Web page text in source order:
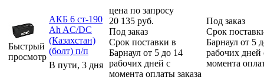
Быстрый
просмотр
АКБ 6 ст-190
Ah AC/DC
(Казахстан)
(болт) п/п
В пути, 3 дня
цена по запросу
20 135 руб.
Под заказ
Срок поставки в
Барнаул от 5 до 14
рабочих дней с
момента оплаты заказа
Под заказ
Срок
Барнаул от 5
рабочих дней
момента